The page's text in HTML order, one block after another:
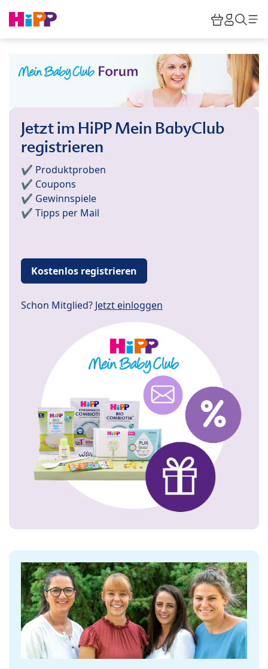
HiPP
Jetzt im HiPP Mein BabyClub
registrieren
✔️ Produktproben
✔️ Coupons
✔️ Gewinnspiele
✔️ Tipps per Mail
Kostenlos registrieren
Schon Mitglied? Jetzt einloggen